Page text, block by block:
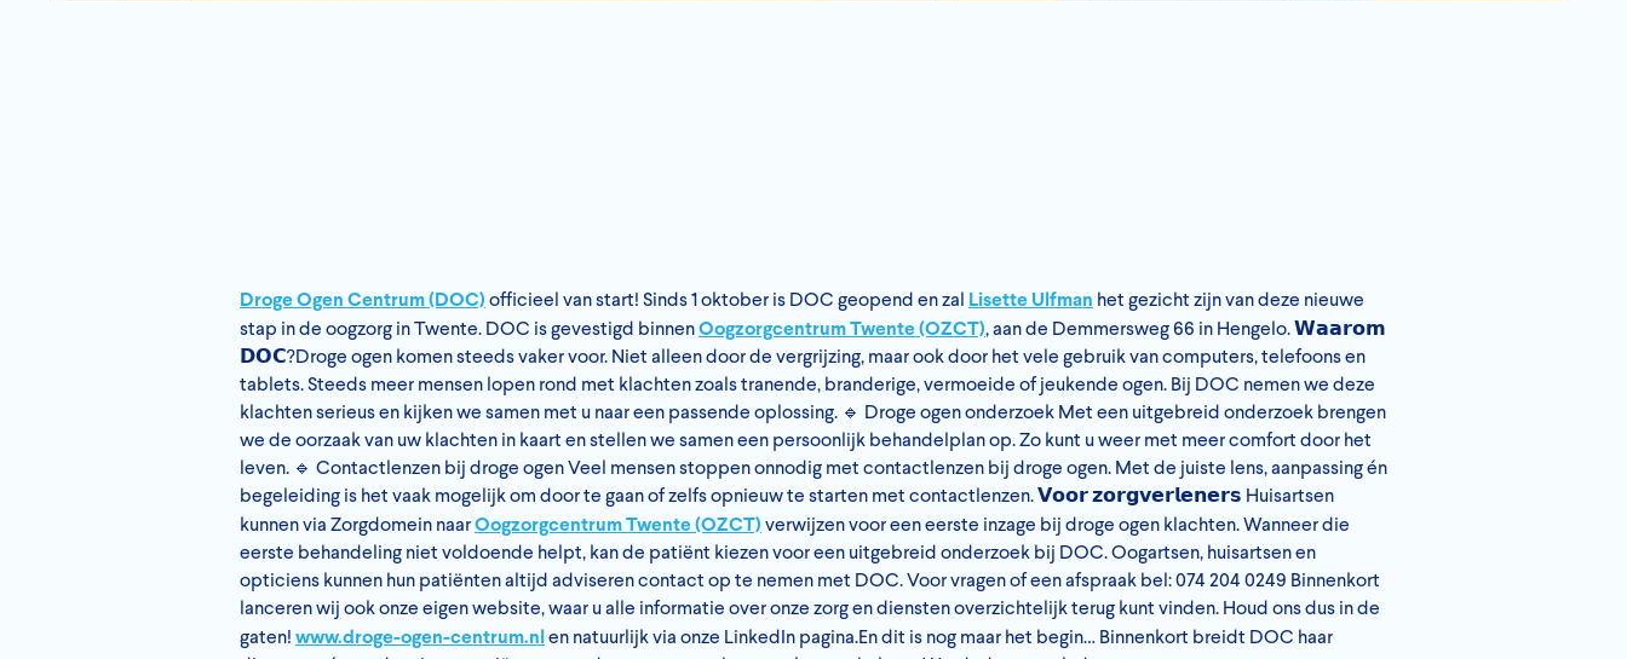
Droge Ogen Centrum (DOC) officieel van start! Sinds 1 oktober is DOC geopend en zal Lisette Ulfman het gezicht zijn van deze nieuwe
stap in de oogzorg in Twente. DOC is gevestigd binnen Oogzorgcentrum Twente (OZCT), aan de Demmersweg 66 in Hengelo. 𝗪𝗮𝗮𝗿𝗼𝗺
𝗗𝗢𝗖?Droge ogen komen steeds vaker voor. Niet alleen door de vergrijzing, maar ook door het vele gebruik van computers, telefoons en
tablets. Steeds meer mensen lopen rond met klachten zoals tranende, branderige, vermoeide of jeukende ogen. Bij DOC nemen we deze
klachten serieus en kijken we samen met u naar een passende oplossing. 🔹 Droge ogen onderzoek Met een uitgebreid onderzoek brengen
we de oorzaak van uw klachten in kaart en stellen we samen een persoonlijk behandelplan op. Zo kunt u weer met meer comfort door het
leven. 🔹 Contactlenzen bij droge ogen Veel mensen stoppen onnodig met contactlenzen bij droge ogen. Met de juiste lens, aanpassing én
begeleiding is het vaak mogelijk om door te gaan of zelfs opnieuw te starten met contactlenzen. 𝗩𝗼𝗼𝗿 𝘇𝗼𝗿𝗴𝘃𝗲𝗿𝗹𝗲𝗻𝗲𝗿𝘀 Huisartsen
kunnen via Zorgdomein naar Oogzorgcentrum Twente (OZCT) verwijzen voor een eerste inzage bij droge ogen klachten. Wanneer die
eerste behandeling niet voldoende helpt, kan de patiënt kiezen voor een uitgebreid onderzoek bij DOC. Oogartsen, huisartsen en
opticiens kunnen hun patiënten altijd adviseren contact op te nemen met DOC. Voor vragen of een afspraak bel: 074 204 0249 Binnenkort
lanceren wij ook onze eigen website, waar u alle informatie over onze zorg en diensten overzichtelijk terug kunt vinden. Houd ons dus in de
gaten! www.droge-ogen-centrum.nl en natuurlijk via onze LinkedIn pagina.En dit is nog maar het begin… Binnenkort breidt DOC haar